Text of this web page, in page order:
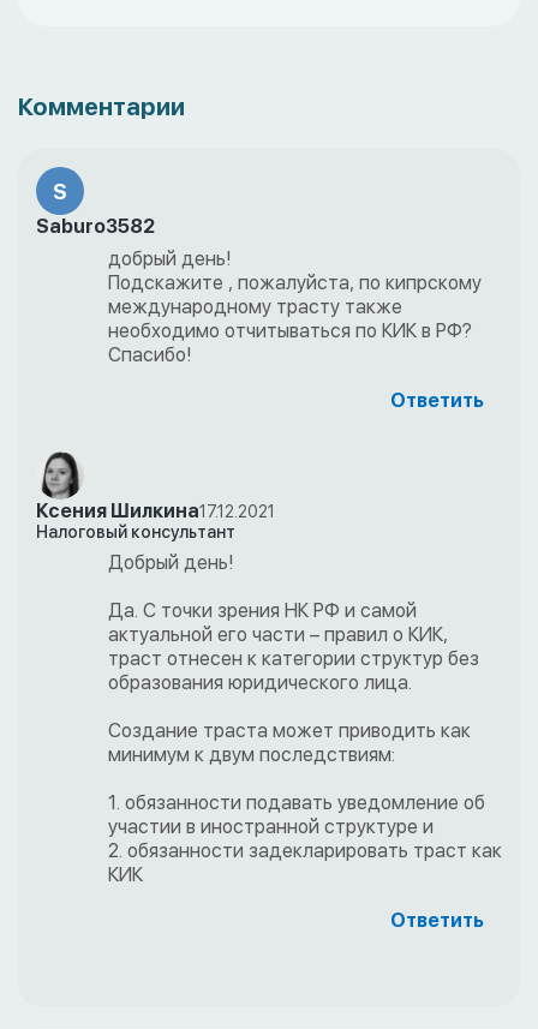
Комментарии
S
Saburo3582
добрый день!
Подскажите , пожалуйста, по кипрскому
международному трасту также
необходимо отчитываться по КИК в РФ?
Спасибо!
Ответить
Ксения Шилкина17.12.2021
Налоговый консультант
Добрый день!
Да. С точки зрения НК РФ и самой
актуальной его части – правил о КИК,
траст отнесен к категории структур без
образования юридического лица.
Создание траста может приводить как
минимум к двум последствиям:
1. обязанности подавать уведомление об
участии в иностранной структуре и
2. обязанности задекларировать траст как
КИК
Ответить